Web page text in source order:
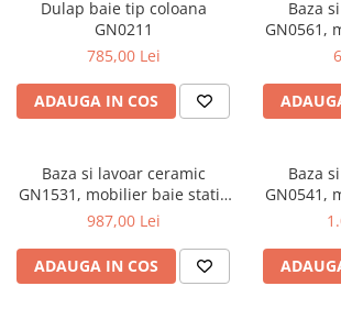
Saltele Pocket
Saltele cu arcuri impachetate
individual
Saltele Memory Pocket
Saltele Memory Foam
Saltele cu plasa arcuri
Saltele cu spuma
Saltele cu spuma poliuretanica
Noptiere
Masute de toaleta
Scaune pentru living
Seturi comode living si vitrine
Mobila living
Comode living
Set mese plus scaune
Scaune birou
Scaune profesionale
Scaune Lemn
Scaune resigilate
Scaune gradinita
Scaune terasa si outdoor
Dulap baie tip coloana
GN0211
785,00 Lei
ADAUGA IN COS
Baza
GN0561,
50 cm,
Baza si lavoar ceramic
GN1531, mobilier baie stativ
80 cm, front MDF, 3 usi, 2
picioare cromate reglabile,
alb
987,00 Lei
ADAUGA IN COS
Baza
GN0541,
60 cm,